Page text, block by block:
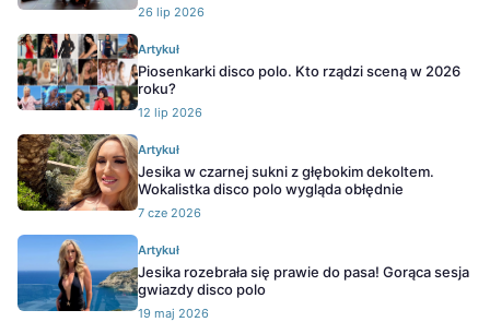
26 lip 2026
Artykuł
Piosenkarki disco polo. Kto rządzi sceną w 2026
roku?
12 lip 2026
Artykuł
Jesika w czarnej sukni z głębokim dekoltem.
Wokalistka disco polo wygląda obłędnie
7 cze 2026
Artykuł
Jesika rozebrała się prawie do pasa! Gorąca sesja
gwiazdy disco polo
19 maj 2026